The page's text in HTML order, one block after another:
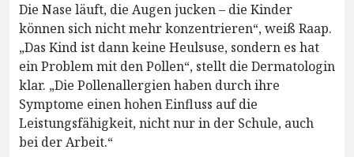
Die Nase läuft, die Augen jucken – die Kinder
können sich nicht mehr konzentrieren“, weiß Raap.
„Das Kind ist dann keine Heulsuse, sondern es hat
ein Problem mit den Pollen“, stellt die Dermatologin
klar. „Die Pollenallergien haben durch ihre
Symptome einen hohen Einfluss auf die
Leistungsfähigkeit, nicht nur in der Schule, auch
bei der Arbeit.“